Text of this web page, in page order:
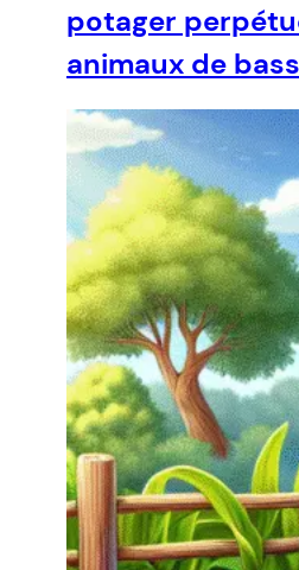
potager
animaux de